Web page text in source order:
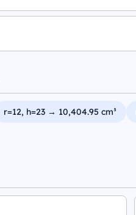
r=12, h=23 → 10,404.95 cm³